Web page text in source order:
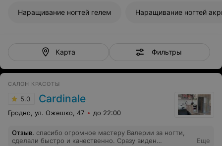
Наращивание ногтей гелем Наращивание ногтей
Карта Фильтры
САЛОН КРАСОТЫ
5.0 Cardinale
Гродно, ул. Ожешко, 47 до 22:00
Отзыв. спасибо огромное мастеру Валерии за ногти,
сделали быстро и качественно. Сразу виден
Еще